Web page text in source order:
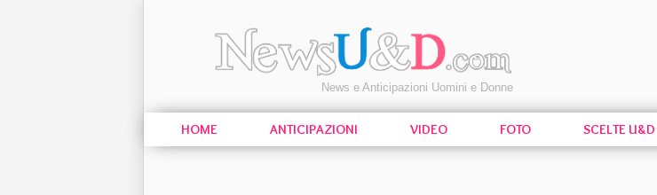
News e Anticipazioni Uomini e Donne
HOME ANTICIPAZIONI VIDEO FOTO SCELTE U&D